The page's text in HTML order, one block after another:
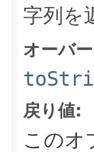
字列を
オーバ
戻り値:
このオ